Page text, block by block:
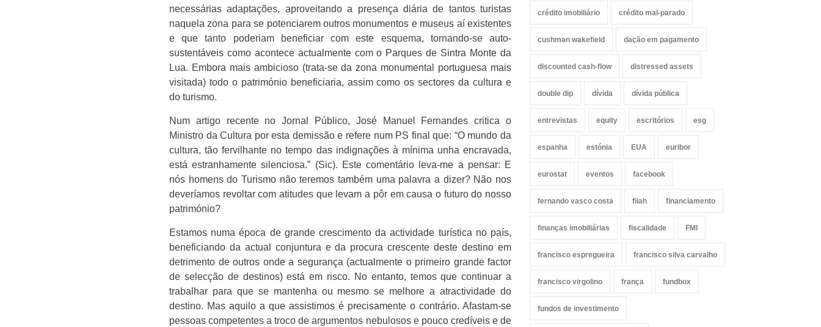
necessárias adaptações, aproveitando a presença diária de tantos turistas
naquela zona para se potenciarem outros monumentos e museus aí existentes
e que tanto poderiam beneficiar com este esquema, tornando-se auto-
sustentáveis como acontece actualmente com o Parques de Sintra Monte da
Lua. Embora mais ambicioso (trata-se da zona monumental portuguesa mais
visitada) todo o património beneficiaria, assim como os sectores da cultura e
do turismo.
Num artigo recente no Jornal Público, José Manuel Fernandes critica o
Ministro da Cultura por esta demissão e refere num PS final que: “O mundo da
cultura, tão fervilhante no tempo das indignações à mínima unha encravada,
está estranhamente silenciosa.” (Sic). Este comentário leva-me a pensar: E
nós homens do Turismo não teremos também uma palavra a dizer? Não nos
deveríamos revoltar com atitudes que levam a pôr em causa o futuro do nosso
património?
Estamos numa época de grande crescimento da actividade turística no país,
beneficiando da actual conjuntura e da procura crescente deste destino em
detrimento de outros onde a segurança (actualmente o primeiro grande factor
de selecção de destinos) está em risco. No entanto, temos que continuar a
trabalhar para que se mantenha ou mesmo se melhore a atractividade do
destino. Mas aquilo a que assistimos é precisamente o contrário. Afastam-se
pessoas competentes a troco de argumentos nebulosos e pouco credíveis e de
crédito imobiliário crédito mal-parado
cushman wakefield dação em pagamento
discounted cash-flow distressed assets
double dip dívida dívida pública
entrevistas equity escritórios esg
espanha estónia EUA euribor
eurostat eventos facebook
fernando vasco costa fiiah financiamento
finanças imobiliárias fiscalidade FMI
francisco espregueira francisco silva carvalho
francisco virgolino frança fundbox
fundos de investimento